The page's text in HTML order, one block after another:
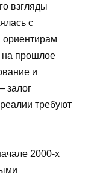
взгляды
с
ориентирам
на прошлое
и
залог
требуют
2000-х